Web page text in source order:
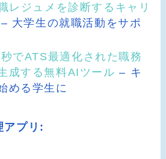
レジュメを診断するキャリ
– 大学生の就職活動をサポ
でATS最適化された職務
成する無料AIツール – キ
める学生に
アプリ: